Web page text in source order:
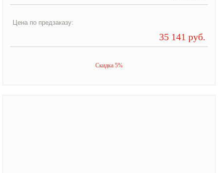
Цена по предзаказу:
35 141 руб.
Скидка 5%